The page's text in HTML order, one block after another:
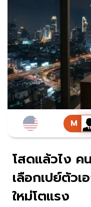
โสดแล้วไง ค
เลือกเปย์ตัว
ใหม่โตแรง